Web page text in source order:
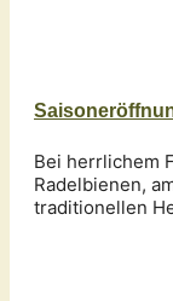
Bei herrlichem
Radelbienen,
traditionellen